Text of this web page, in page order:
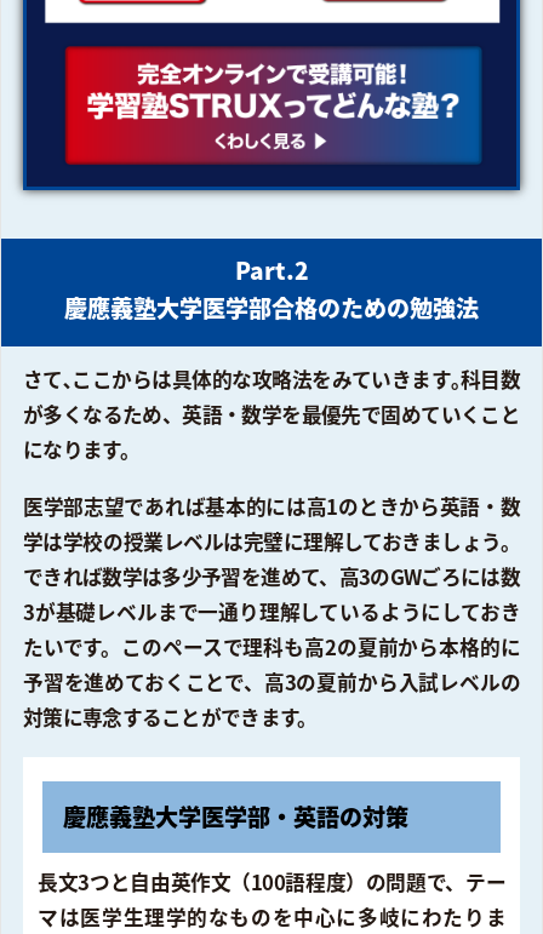
Part.2
慶應義塾大学医学部合格のための勉強法
さて､ここからは具体的な攻略法をみていきます｡科目数
が多くなるため、英語・数学を最優先で固めていくこと
になります。
医学部志望であれば基本的には高1のときから英語・数
学は学校の授業レベルは完璧に理解しておきましょう。
できれば数学は多少予習を進めて、高3のGWごろには数
3が基礎レベルまで一通り理解しているようにしておき
たいです。このペースで理科も高2の夏前から本格的に
予習を進めておくことで、高3の夏前から入試レベルの
対策に専念することができます。
慶應義塾大学医学部・英語の対策
長文3つと自由英作文（100語程度）の問題で、テー
マは医学生理学的なものを中心に多岐にわたりま